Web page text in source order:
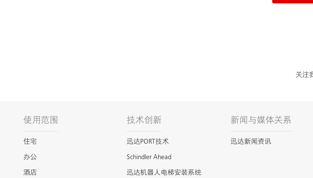
关注
使用范围
住宅
办公
酒店
技术创新
迅达PORT技术
Schindler Ahead
迅达机器人电梯安装系统
新闻与媒体关系
迅达新闻资讯